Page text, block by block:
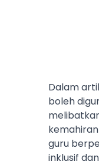
Dalam
boleh
guru
inklusif